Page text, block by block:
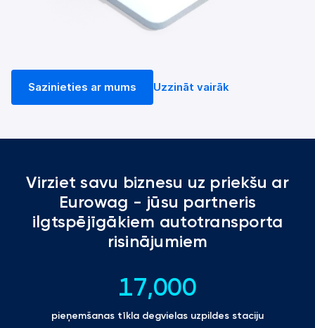
Sazinieties ar mums Uzzināt vairāk
Virziet savu biznesu uz priekšu ar
Eurowag - jūsu partneris
ilgtspējīgākiem autotransporta
risinājumiem
17,000
pieņemšanas tīkla degvielas uzpildes staciju